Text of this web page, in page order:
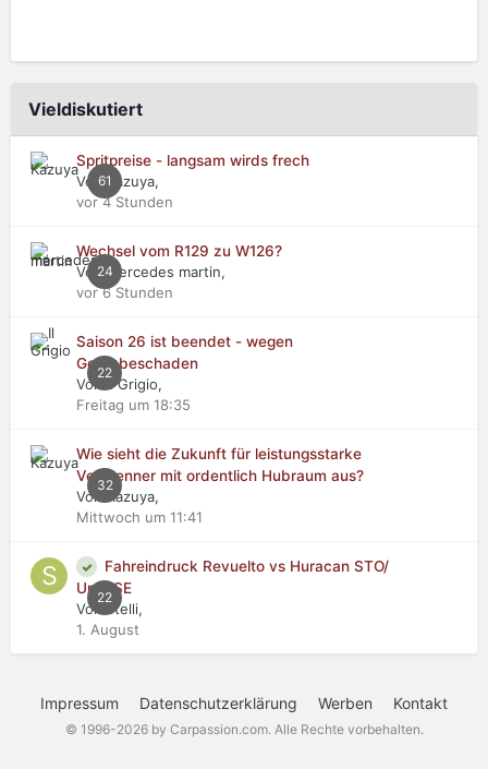
Vieldiskutiert
61
Spritpreise - langsam wirds frech
Von Kazuya,
vor 4 Stunden
24
Wechsel vom R129 zu W126?
Von mercedes martin,
vor 6 Stunden
22
Saison 26 ist beendet - wegen
Getriebeschaden
Von Il Grigio,
Freitag um 18:35
32
Wie sieht die Zukunft für leistungsstarke
Verbrenner mit ordentlich Hubraum aus?
Von Kazuya,
Mittwoch um 11:41
22
Fahreindruck Revuelto vs Huracan STO/
Urus SE
Von stelli,
1. August
Impressum Datenschutzerklärung Werben Kontakt
© 1996-2026 by Carpassion.com. Alle Rechte vorbehalten.